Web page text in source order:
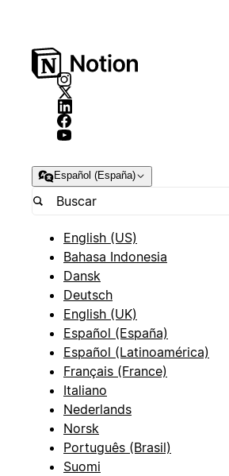
Español (España)
English (US)
Bahasa Indonesia
Dansk
Deutsch
English (UK)
Español (España)
Español (Latinoamérica)
Français (France)
Italiano
Nederlands
Norsk
Português (Brasil)
Suomi